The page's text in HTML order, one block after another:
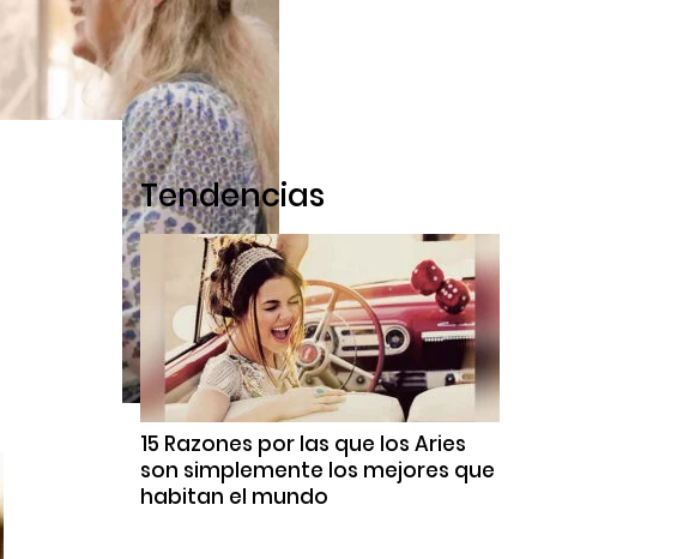
Tendencias
15 Razones por las que los Aries
son simplemente los mejores que
habitan el mundo